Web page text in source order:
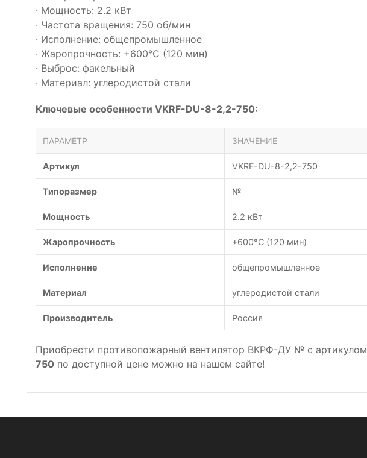
· Мощность: 2.2 кВт
· Частота вращения: 750 об/мин
· Исполнение: общепромышленное
· Жаропрочность: +600°С (120 мин)
· Выброс: факельный
· Материал: углеродистой стали
Ключевые особенности VKRF-DU-8-2,2-750:
ПАРАМЕТР ЗНАЧЕНИЕ
Артикул VKRF-DU-8-2,2-750
Типоразмер №
Мощность 2.2 кВт
Жаропрочность +600°С (120 мин)
Исполнение общепромышленное
Материал углеродистой стали
Производитель Россия
Приобрести противопожарный вентилятор ВКРФ-ДУ № с артикулом
750 по доступной цене можно на нашем сайте!